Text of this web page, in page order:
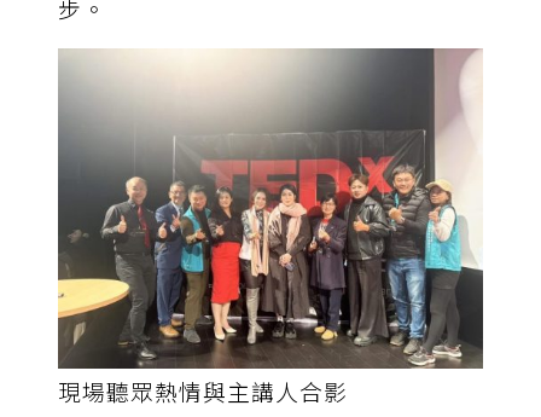
步。
現場聽眾熱情與主講人合影